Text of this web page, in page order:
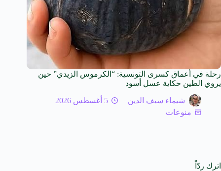
رحلة في أعماق كسرى التونسية: “الكرموس الزيدي” حين
يروي الطين حكاية عسل أسود
شيماء سيف الدين
5 أغسطس 2026
منوعات
اترك ردّاً